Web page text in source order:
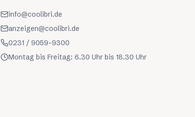
info@coolibri.de
anzeigen@coolibri.de
0231 / 9059-9300
Montag bis Freitag: 6.30 Uhr bis 18.30 Uhr